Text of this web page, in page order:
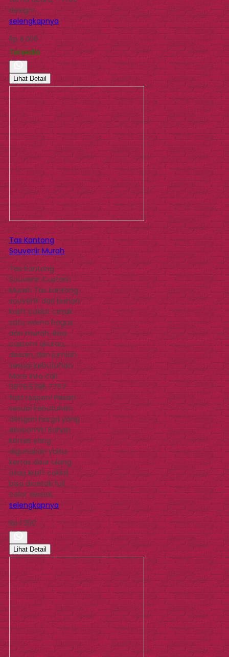
design!…
selengkapnya
Rp 6.000
Tersedia
Lihat Detail
Tas Kantong
Souvenir Murah
Tas Kantong
Souvenir Custom
Murah Tas kantong
souvenir dari bahan
kraft coklat cetak
satu warna bagus
dan murah. Bisa
custom ukuran,
desain, dan jumlah
sesuai kebutuhan.
More info call
0878.5785.7767.
fast respon! Pesan
sesuai kebutuhan
dengan harga yang
ekonomis! Bahan
kertas yang
digunakan yaitu
kertas daur ulang
atau kraft coklat
bisa dicetak full
color sesuai…
selengkapnya
Rp 1.250
Lihat Detail